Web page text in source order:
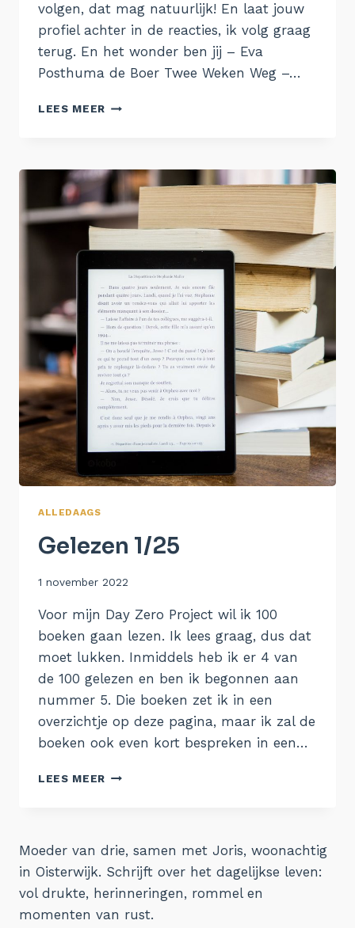
volgen, dat mag natuurlijk! En laat jouw
profiel achter in de reacties, ik volg graag
terug. En het wonder ben jij – Eva
Posthuma de Boer Twee Weken Weg –…
LEES MEER GELEZEN
ALLEDAAGS
Gelezen 1/25
Door
1 november 2022
Voor mijn Day Zero Project wil ik 100
boeken gaan lezen. Ik lees graag, dus dat
moet lukken. Inmiddels heb ik er 4 van
de 100 gelezen en ben ik begonnen aan
nummer 5. Die boeken zet ik in een
overzichtje op deze pagina, maar ik zal de
boeken ook even kort bespreken in een…
LEES MEER GELEZEN
Moeder van drie, samen met Joris, woonachtig
in Oisterwijk. Schrijft over het dagelijkse leven:
vol drukte, herinneringen, rommel en
momenten van rust.